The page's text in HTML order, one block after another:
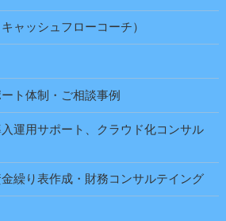
ャッシュフローコーチ）
ト体制・ご相談事例
運用サポート、クラウド化コンサル
繰り表作成・財務コンサルテイング